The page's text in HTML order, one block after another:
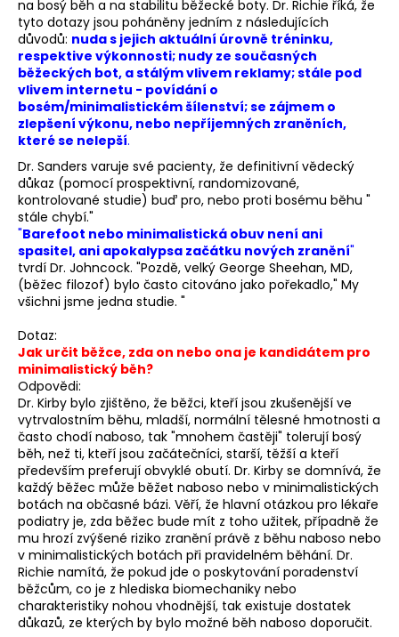
na bosý běh a na stabilitu běžecké boty. Dr. Richie říká, že
tyto dotazy jsou poháněny jedním z následujících
důvodů: nuda s jejich aktuální úrovně tréninku,
respektive výkonnosti; nudy ze současných
běžeckých bot, a stálým vlivem reklamy; stále pod
vlivem internetu - povídání o
bosém/minimalistickém šílenství; se zájmem o
zlepšení výkonu, nebo nepříjemných zraněních,
které se nelepší.
Dr. Sanders varuje své pacienty, že definitivní vědecký
důkaz (pomocí prospektivní, randomizované,
kontrolované studie) buď pro, nebo proti bosému běhu "
stále chybí."
"Barefoot nebo minimalistická obuv není ani
spasitel, ani apokalypsa začátku nových zranění"
tvrdí Dr. Johncock. "Pozdě, velký George Sheehan, MD,
(běžec filozof) bylo často citováno jako pořekadlo," My
všichni jsme jedna studie. "
Dotaz:
Jak určit běžce, zda on nebo ona je kandidátem pro
minimalistický běh?
Odpovědi:
Dr. Kirby bylo zjištěno, že běžci, kteří jsou zkušenější ve
vytrvalostním běhu, mladší, normální tělesné hmotnosti a
často chodí naboso, tak "mnohem častěji" tolerují bosý
běh, než ti, kteří jsou začátečníci, starší, těžší a kteří
především preferují obvyklé obutí. Dr. Kirby se domnívá, že
každý běžec může běžet naboso nebo v minimalistických
botách na občasné bázi. Věří, že hlavní otázkou pro lékaře
podiatry je, zda běžec bude mít z toho užitek, případně že
mu hrozí zvýšené riziko zranění právě z běhu naboso nebo
v minimalistických botách při pravidelném běhání. Dr.
Richie namítá, že pokud jde o poskytování poradenství
běžcům, co je z hlediska biomechaniky nebo
charakteristiky nohou vhodnější, tak existuje dostatek
důkazů, ze kterých by bylo možné běh naboso doporučit.